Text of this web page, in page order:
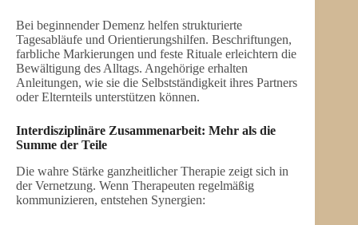
Bei beginnender Demenz helfen strukturierte
Tagesabläufe und Orientierungshilfen. Beschriftungen,
farbliche Markierungen und feste Rituale erleichtern die
Bewältigung des Alltags. Angehörige erhalten
Anleitungen, wie sie die Selbstständigkeit ihres Partners
oder Elternteils unterstützen können.
Interdisziplinäre Zusammenarbeit: Mehr als die
Summe der Teile
Die wahre Stärke ganzheitlicher Therapie zeigt sich in
der Vernetzung. Wenn Therapeuten regelmäßig
kommunizieren, entstehen Synergien: